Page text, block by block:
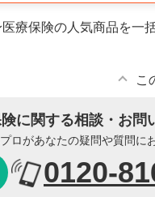
療保険の人気商品を一
こ
に関する相談・お問
ロがあなたの疑問や質問に
0120-